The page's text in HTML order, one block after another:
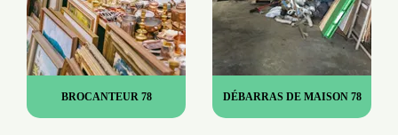
BROCANTEUR 78 DÉBARRAS DE MAISON 78